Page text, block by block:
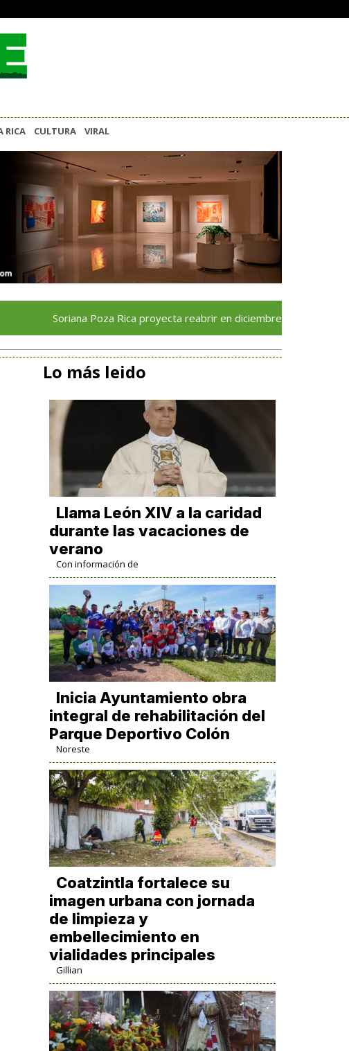
RICA CULTURA VIRAL
Soriana Poza Rica proyecta reabrir en diciembre tras avance del 70
Lo más leido
Llama León XIV a la caridad
durante las vacaciones de
verano
Con información de
Inicia Ayuntamiento obra
integral de rehabilitación del
Parque Deportivo Colón
Noreste
Coatzintla fortalece su
imagen urbana con jornada
de limpieza y
embellecimiento en
vialidades principales
Gillian